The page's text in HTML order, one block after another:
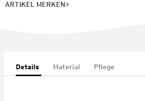
ARTIKEL MERKEN
Details Material Pflege